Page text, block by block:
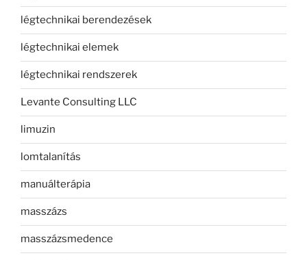
légtechnikai berendezések
légtechnikai elemek
légtechnikai rendszerek
Levante Consulting LLC
limuzin
lomtalanítás
manuálterápia
masszázs
masszázsmedence